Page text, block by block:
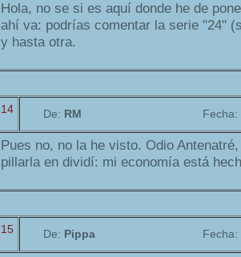
Hola, no se si es aquí donde he de
ahí va: podrías comentar la serie "24"
y hasta otra.
14 De: RM Fecha:
Pues no, no la he visto. Odio
pillarla en dividí: mi economía está
15 De: Pippa Fecha: